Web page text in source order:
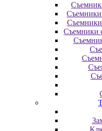
Съемники
Съемники
Съемники